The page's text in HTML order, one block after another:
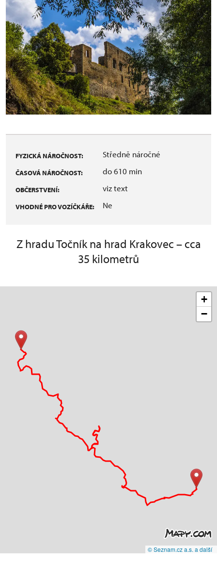
FYZICKÁ NÁROČNOST: Středně náročné
ČASOVÁ NÁROČNOST: do 610 min
OBČERSTVENÍ: viz text
VHODNÉ PRO VOZÍČKÁŘE: Ne
Z hradu Točník na hrad Krakovec – cca
35 kilometrů
+
−
© Seznam.cz a.s. a další